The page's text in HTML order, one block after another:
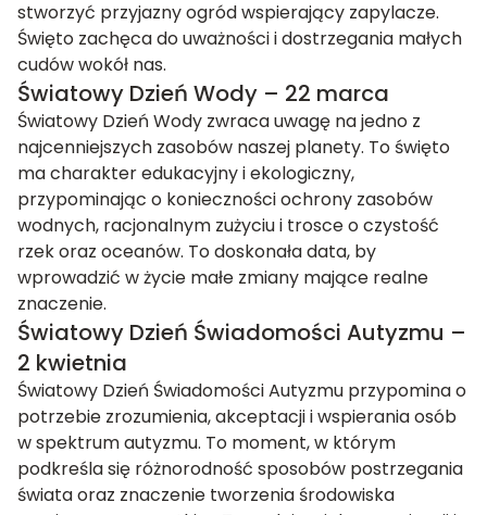
stworzyć przyjazny ogród wspierający zapylacze.
Święto zachęca do uważności i dostrzegania małych
cudów wokół nas.
Światowy Dzień Wody – 22 marca
Światowy Dzień Wody zwraca uwagę na jedno z
najcenniejszych zasobów naszej planety. To święto
ma charakter edukacyjny i ekologiczny,
przypominając o konieczności ochrony zasobów
wodnych, racjonalnym zużyciu i trosce o czystość
rzek oraz oceanów. To doskonała data, by
wprowadzić w życie małe zmiany mające realne
znaczenie.
Światowy Dzień Świadomości Autyzmu –
2 kwietnia
Światowy Dzień Świadomości Autyzmu przypomina o
potrzebie zrozumienia, akceptacji i wspierania osób
w spektrum autyzmu. To moment, w którym
podkreśla się różnorodność sposobów postrzegania
świata oraz znaczenie tworzenia środowiska